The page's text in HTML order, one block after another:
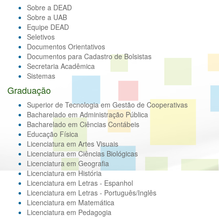
Sobre a DEAD
Sobre a UAB
Equipe DEAD
Seletivos
Documentos Orientativos
Documentos para Cadastro de Bolsistas
Secretaria Acadêmica
Sistemas
Graduação
Superior de Tecnologia em Gestão de Cooperativas
Bacharelado em Administração Pública
Bacharelado em Ciências Contábeis
Educação Física
Licenciatura em Artes Visuais
Licenciatura em Ciências Biológicas
Licenciatura em Geografia
Licenciatura em História
Licenciatura em Letras - Espanhol
Licenciatura em Letras - Português/Inglês
Licenciatura em Matemática
Licenciatura em Pedagogia